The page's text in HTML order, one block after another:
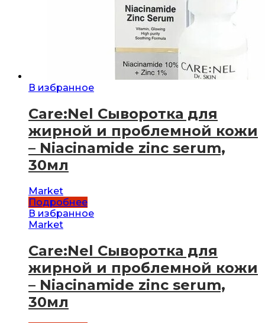
В избранное
Care:Nel Сыворотка для
жирной и проблемной кожи
– Niacinamide zinc serum,
30мл
Market
Подробнее
В избранное
Market
Care:Nel Сыворотка для
жирной и проблемной кожи
– Niacinamide zinc serum,
30мл